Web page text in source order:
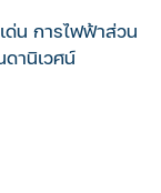
ด่น การไฟฟ้าส่วน
านิเวศน์